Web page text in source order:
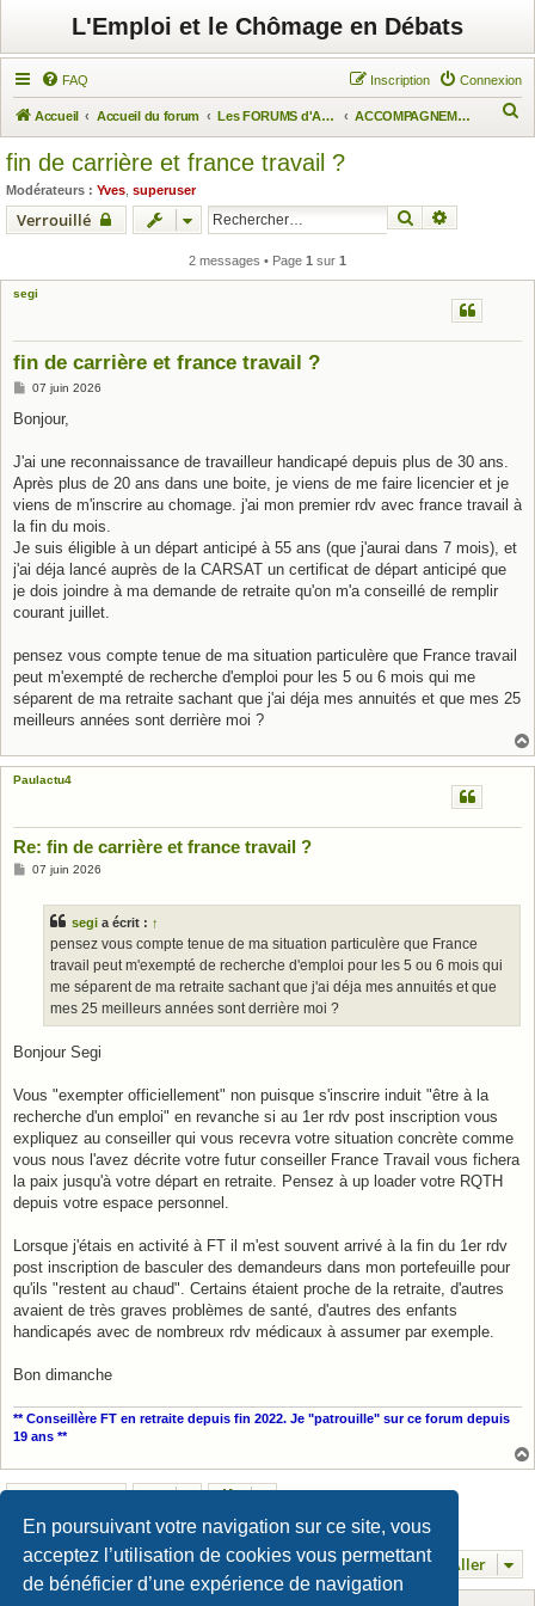
En poursuivant votre navigation sur ce site, vous
acceptez l’utilisation de cookies vous permettant
de bénéficier d’une expérience de navigation
L'Emploi et le Chômage en Débats
FAQ Connexion
Inscription
Accueil Accueil du forum Les FORUMS d'Actuchômage ACCOMPAGNEMENT DES CHÔMEURS
e
fin de carrière et france travail ?
Modérateurs : Yves superuser
Verrouillé Rechercher
2 messages • Page 1 sur 1
segi
fin de carrière et france travail ?
M
s
g
07 juin 2026
Bonjour,
J'ai une reconnaissance de travailleur handicapé depuis plus de 30 ans.
Après plus de 20 ans dans une boite, je viens de me faire licencier et je
viens de m'inscrire au chomage. j'ai mon premier rdv avec france travail à
la fin du mois.
Je suis éligible à un départ anticipé à 55 ans (que j'aurai dans 7 mois), et
j'ai déja lancé auprès de la CARSAT un certificat de départ anticipé que
je dois joindre à ma demande de retraite qu'on m'a conseillé de remplir
courant juillet.
pensez vous compte tenue de ma situation particulère que France travail
peut m'exempté de recherche d'emploi pour les 5 ou 6 mois qui me
séparent de ma retraite sachant que j'ai déja mes annuités et que mes 25
meilleurs années sont derrière moi ?
Paulactu4
Re: fin de carrière et france travail ?
M07 juin 2026
segi a écrit : ↑
pensez vous compte tenue de ma situation particulère que France
travail peut m'exempté de recherche d'emploi pour les 5 ou 6 mois qui
me séparent de ma retraite sachant que j'ai déja mes annuités et que
mes 25 meilleurs années sont derrière moi ?
Bonjour Segi
Vous "exempter officiellement" non puisque s'inscrire induit "être à la
recherche d'un emploi" en revanche si au 1er rdv post inscription vous
expliquez au conseiller qui vous recevra votre situation concrète comme
vous nous l'avez décrite votre futur conseiller France Travail vous fichera
la paix jusqu'à votre départ en retraite. Pensez à up loader votre RQTH
depuis votre espace personnel.
Lorsque j'étais en activité à FT il m'est souvent arrivé à la fin du 1er rdv
post inscription de basculer des demandeurs dans mon portefeuille pour
qu'ils "restent au chaud". Certains étaient proche de la retraite, d'autres
avaient de très graves problèmes de santé, d'autres des enfants
handicapés avec de nombreux rdv médicaux à assumer par exemple.
Bon dimanche
** Conseillère FT en retraite depuis fin 2022. Je "patrouille" sur ce forum depuis
19 ans **
2 messages • Page1sur1
Aller